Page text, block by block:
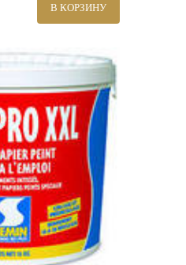
В КОРЗИНУ